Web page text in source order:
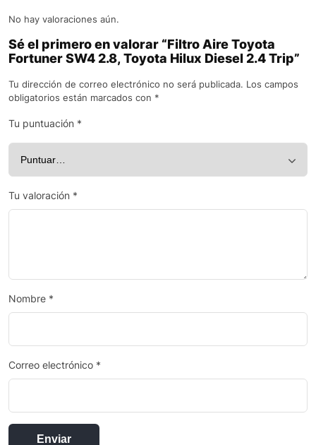
No hay valoraciones aún.
Sé el primero en valorar “Filtro Aire Toyota
Fortuner SW4 2.8, Toyota Hilux Diesel 2.4 Trip”
Tu dirección de correo electrónico no será publicada. Los campos
obligatorios están marcados con *
Tu puntuación *
Tu valoración *
Nombre *
Correo electrónico *